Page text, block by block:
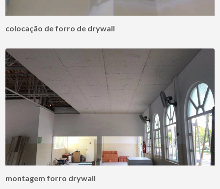
colocação de forro de drywall
montagem forro drywall